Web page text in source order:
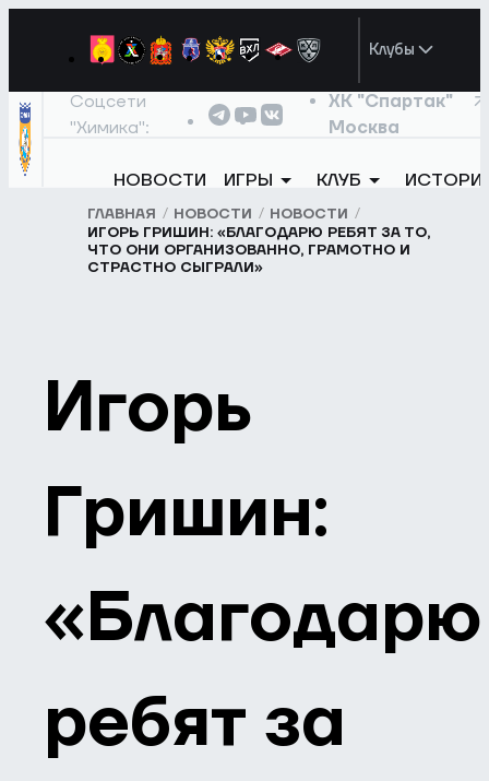
Клубы
Соцсети
"Химика":
ХК "Спартак"
Москва
НОВОСТИ ИГРЫ КЛУБ
ГЛАВНАЯ НОВОСТИ
НОВОСТИ
ИГОРЬ ГРИШИН: «БЛАГОДАРЮ РЕБЯТ ЗА ТО,
ЧТО ОНИ ОРГАНИЗОВАННО, ГРАМОТНО И
СТРАСТНО СЫГРАЛИ»
Игорь
Гришин:
«Благодарю
ребят за